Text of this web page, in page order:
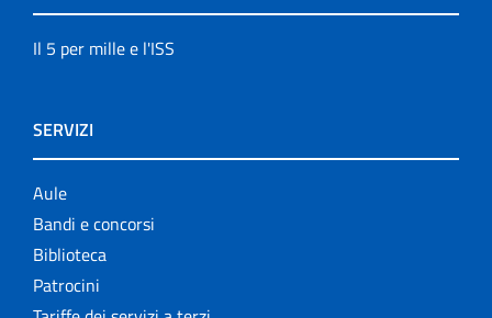
Il 5 per mille e l'ISS
SERVIZI
Aule
Bandi e concorsi
Biblioteca
Patrocini